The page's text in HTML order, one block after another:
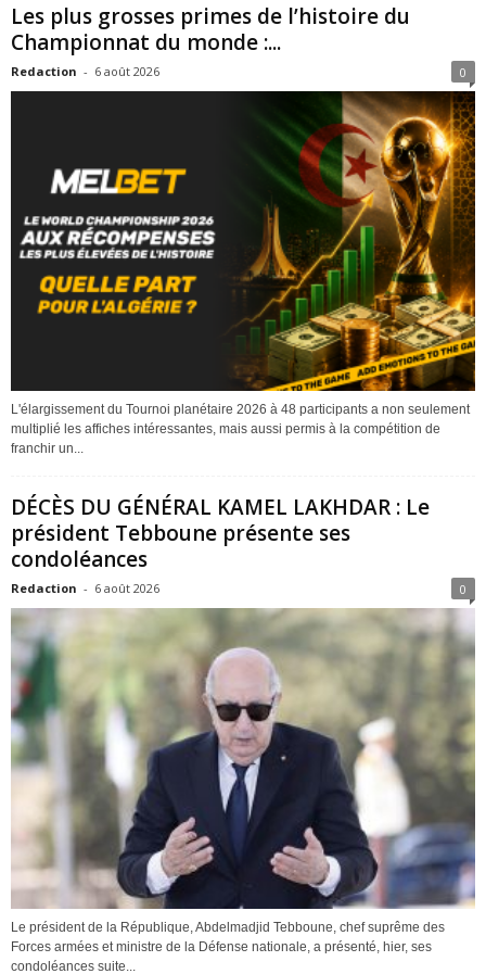
Les plus grosses primes de l’histoire du
Championnat du monde :...
Redaction - 6 août 2026 0
L'élargissement du Tournoi planétaire 2026 à 48 participants a non seulement
multiplié les affiches intéressantes, mais aussi permis à la compétition de
franchir un...
DÉCÈS DU GÉNÉRAL KAMEL LAKHDAR : Le
président Tebboune présente ses
condoléances
Redaction - 6 août 2026 0
Le président de la République, Abdelmadjid Tebboune, chef suprême des
Forces armées et ministre de la Défense nationale, a présenté, hier, ses
condoléances suite...